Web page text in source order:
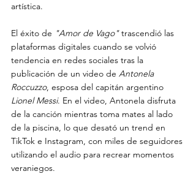
artística.
El éxito de "Amor de Vago" trascendió las
plataformas digitales cuando se volvió
tendencia en redes sociales tras la
publicación de un video de Antonela
Roccuzzo, esposa del capitán argentino
Lionel Messi. En el video, Antonela disfruta
de la canción mientras toma mates al lado
de la piscina, lo que desató un trend en
TikTok e Instagram, con miles de seguidores
utilizando el audio para recrear momentos
veraniegos.